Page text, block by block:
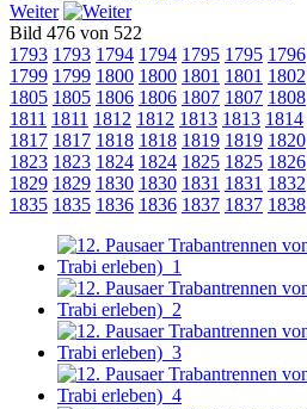
Weiter
Bild 476 von 522
1793 1793 1794 1794 1795 1795 1796
1799 1799 1800 1800 1801 1801 1802
1805 1805 1806 1806 1807 1807 1808
1811 1811 1812 1812 1813 1813 1814
1817 1817 1818 1818 1819 1819 1820
1823 1823 1824 1824 1825 1825 1826
1829 1829 1830 1830 1831 1831 1832
1835 1835 1836 1836 1837 1837 1838